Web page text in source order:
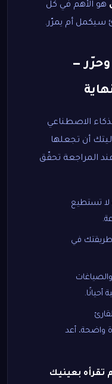
هو الأهم في كل
سيكمل أم يمرّر.
وحرّر —
الاصطناعي
أن تجعلها
المراجعة تحقّق
لا تستطيع
طريقتك في
أحيانًا.
واضحة، أعد
تقرأه بعينيك